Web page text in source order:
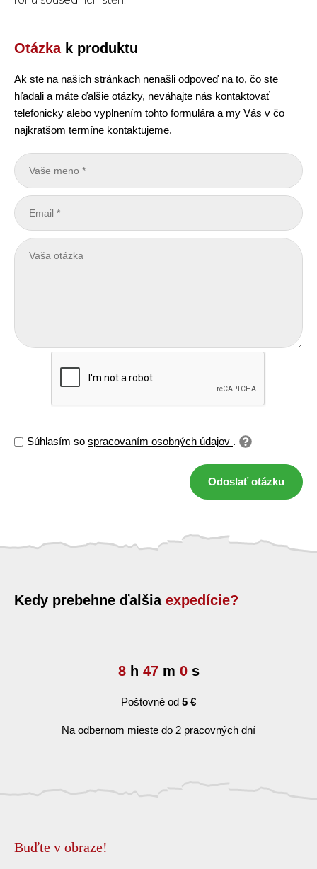
Otázkak produktu
Ak ste na našich stránkach nenašli odpoveď na to, čo ste
hľadali a máte ďalšie otázky, neváhajte nás kontaktovať
telefonicky alebo vyplnením tohto formulára a my Vás v čo
najkratšom termíne kontaktujeme.
Súhlasím so spracovaním osobných údajov .
Odoslať otázku
Kedy prebehne ďalšia expedície?
8h 46m 59 s
Poštovné od 5 €
Na odbernom mieste do 2 pracovných dní
Buďte v obraze!